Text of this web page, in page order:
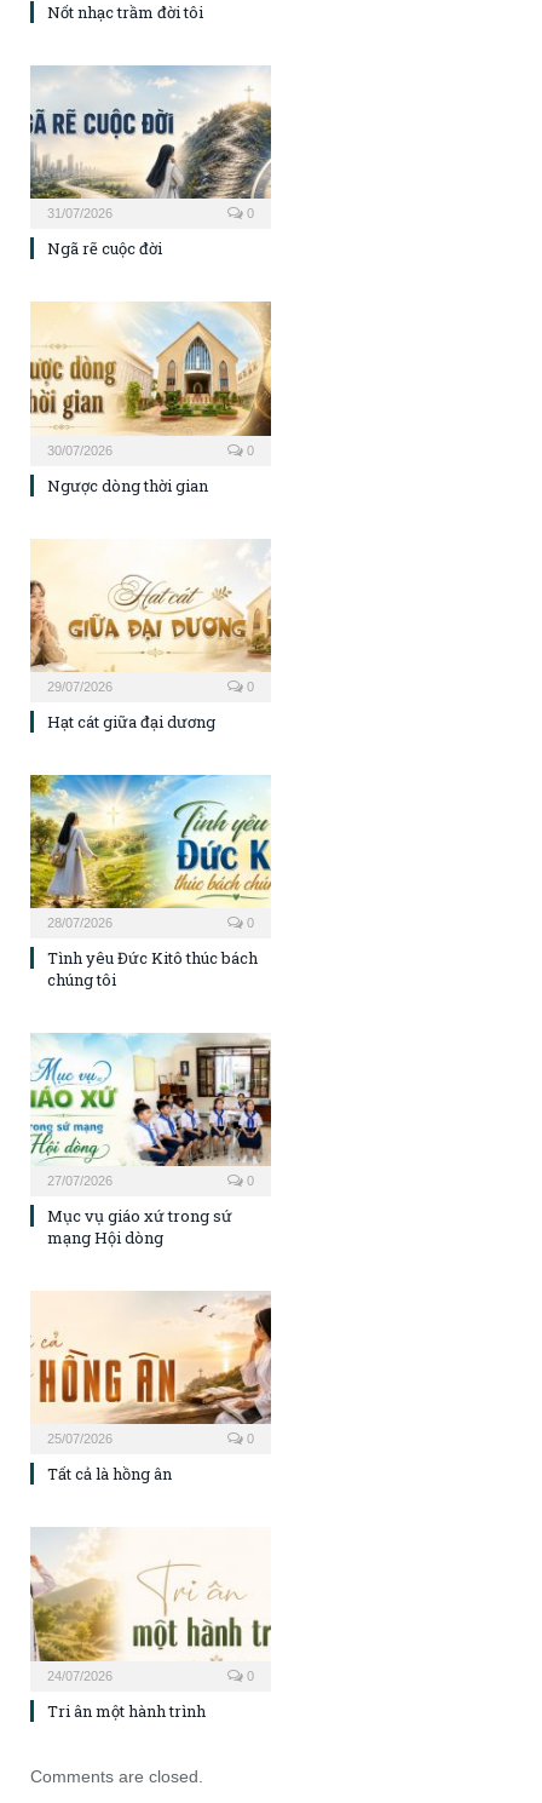
Nốt nhạc trầm đời tôi
31/07/2026 0
Ngã rẽ cuộc đời
30/07/2026 0
Ngược dòng thời gian
29/07/2026 0
Hạt cát giữa đại dương
28/07/2026 0
Tình yêu Đức Kitô thúc bách
chúng tôi
27/07/2026 0
Mục vụ giáo xứ trong sứ
mạng Hội dòng
25/07/2026 0
Tất cả là hồng ân
24/07/2026 0
Tri ân một hành trình
Comments are closed.